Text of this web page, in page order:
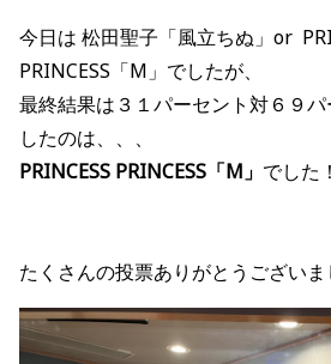
今日は 松田聖子「風立ちぬ」or
PRINCESS「M」 でしたが、
最終結果は３１パーセント対６９
したのは、、、
PRINCESS PRINCESS「M」 でした！
たくさんの投票ありがとうございま